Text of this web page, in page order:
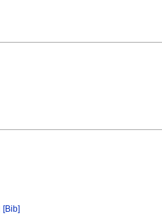
[Bib]